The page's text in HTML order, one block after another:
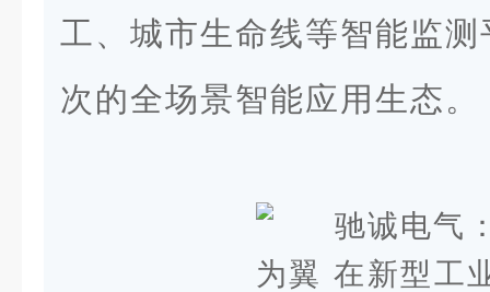
工、城市生命线等智能监
次的全场景智能应用生态。